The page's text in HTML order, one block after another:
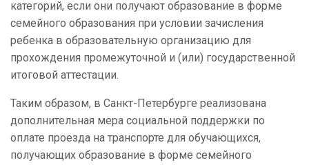
категорий, если они получают образование в форме
семейного образования при условии зачисления
ребенка в образовательную организацию для
прохождения промежуточной и (или) государственной
итоговой аттестации.
Таким образом, в Санкт-Петербурге реализована
дополнительная мера социальной поддержки по
оплате проезда на транспорте для обучающихся,
получающих образование в форме семейного